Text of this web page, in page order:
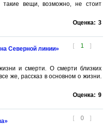
вещи, возможно, не стоит
Оценка: 3
[ 1 ]
Северной линии»
и смерти. О смерти близких
же, рассказ в основном о жизни.
Оценка: 9
[ 0 ]